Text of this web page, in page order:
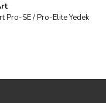
Pro-SE / Pro-Elite Yedek